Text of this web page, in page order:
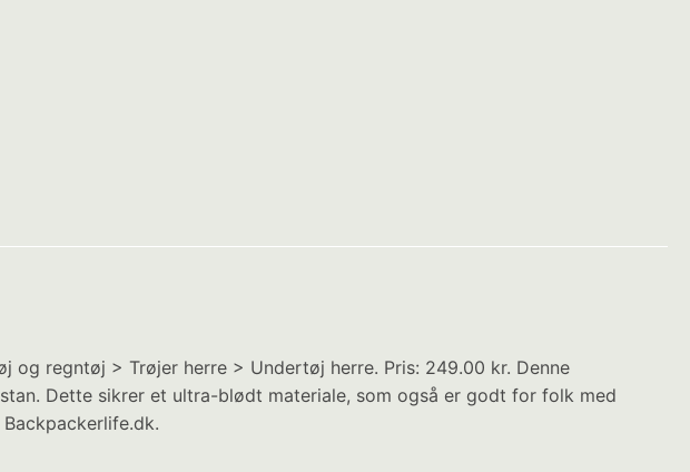
regntøj > Trøjer herre > Undertøj herre. Pris: 249.00 kr. Denne
Dette sikrer et ultra-blødt materiale, som også er godt for folk med